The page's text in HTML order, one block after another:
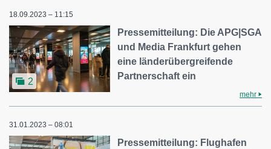
18.09.2023 – 11:15
2
Pressemitteilung: Die APG|SGA
und Media Frankfurt gehen
eine länderübergreifende
Partnerschaft ein
mehr
31.01.2023 – 08:01
Pressemitteilung: Flughafen